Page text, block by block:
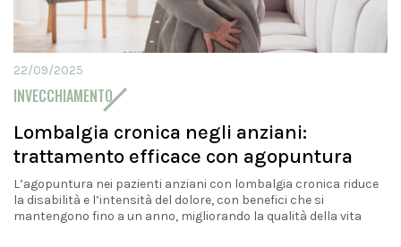
22/09/2025
INVECCHIAMENTO
Lombalgia cronica negli anziani:
trattamento efficace con agopuntura
L’agopuntura nei pazienti anziani con lombalgia cronica riduce
la disabilità e l’intensità del dolore, con benefici che si
mantengono fino a un anno, migliorando la qualità della vita